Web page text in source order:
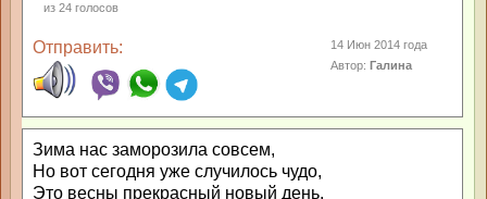
из 24 голосов
Отправить:
14 Июн 2014 года
Автор:Галина
Зима нас заморозила совсем,
Но вот сегодня уже случилось чудо,
Это весны прекрасный новый день,